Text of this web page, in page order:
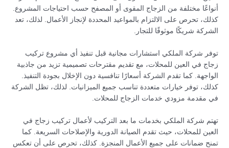
أنواعًا مختلفة من الزجاج المقوى أو المصفح حسب احتياجات المشروع.
كذلك، تحرص على الالتزام بالمواعيد المحددة لإنجاز الأعمال. لذلك، تعد
الشركة شريكًا موثوقًا للتجار.
توفر شركة الملكي استشارات مجانية قبل تنفيذ أي مشروع تركيب
زجاج في العين للمحلات، مع تقديم مقترحات تصميمية تزيد من جاذبية
الواجهة. كما تقدم الشركة أسعارًا تنافسية دون الإخلال بجودة التنفيذ.
كذلك، توفر خيارات متعددة تناسب جميع الميزانيات. لذلك، تظل الشركة
في مقدمة مزودي خدمات الزجاج للمحلات.
تهتم شركة الملكي بخدمات ما بعد التركيب لأعمال تركيب زجاج في
العين للمحلات، حيث تقدم الصيانة الدورية والإصلاحات السريعة. كما
تمنح ضمانات على جميع الأعمال المنجزة. كذلك، تحرص على أن تعكس